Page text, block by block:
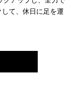
て、休日に足を運